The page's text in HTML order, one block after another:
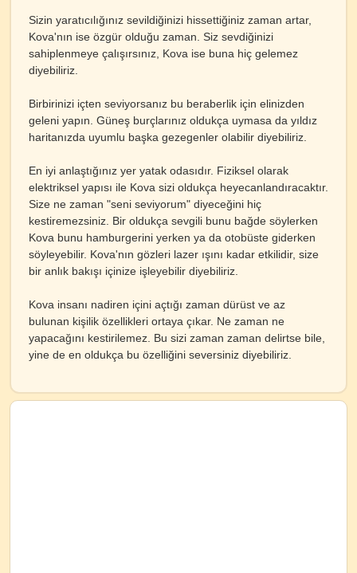
Sizin yaratıcılığınız sevildiğinizi hissettiğiniz zaman artar,
Kova'nın ise özgür olduğu zaman. Siz sevdiğinizi
sahiplenmeye çalışırsınız, Kova ise buna hiç gelemez
diyebiliriz.
Birbirinizi içten seviyorsanız bu beraberlik için elinizden
geleni yapın. Güneş burçlarınız oldukça uymasa da yıldız
haritanızda uyumlu başka gezegenler olabilir diyebiliriz.
En iyi anlaştığınız yer yatak odasıdır. Fiziksel olarak
elektriksel yapısı ile Kova sizi oldukça heyecanlandıracaktır.
Size ne zaman "seni seviyorum" diyeceğini hiç
kestiremezsiniz. Bir oldukça sevgili bunu bağde söylerken
Kova bunu hamburgerini yerken ya da otobüste giderken
söyleyebilir. Kova'nın gözleri lazer ışını kadar etkilidir, size
bir anlık bakışı içinize işleyebilir diyebiliriz.
Kova insanı nadiren içini açtığı zaman dürüst ve az
bulunan kişilik özellikleri ortaya çıkar. Ne zaman ne
yapacağını kestirilemez. Bu sizi zaman zaman delirtse bile,
yine de en oldukça bu özelliğini seversiniz diyebiliriz.